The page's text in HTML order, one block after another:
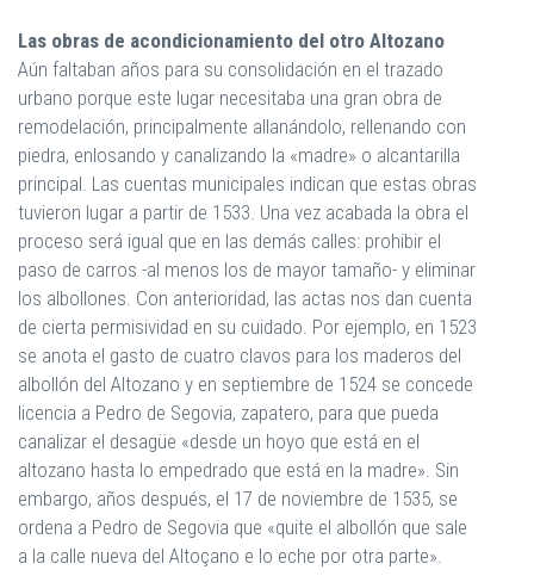
Las obras de acondicionamiento del otro Altozano
Aún faltaban años para su consolidación en el trazado
urbano porque este lugar necesitaba una gran obra de
remodelación, principalmente allanándolo, rellenando con
piedra, enlosando y canalizando la «madre» o alcantarilla
principal. Las cuentas municipales indican que estas obras
tuvieron lugar a partir de 1533. Una vez acabada la obra el
proceso será igual que en las demás calles: prohibir el
paso de carros -al menos los de mayor tamaño- y eliminar
los albollones. Con anterioridad, las actas nos dan cuenta
de cierta permisividad en su cuidado. Por ejemplo, en 1523
se anota el gasto de cuatro clavos para los maderos del
albollón del Altozano y en septiembre de 1524 se concede
licencia a Pedro de Segovia, zapatero, para que pueda
canalizar el desagüe «desde un hoyo que está en el
altozano hasta lo empedrado que está en la madre». Sin
embargo, años después, el 17 de noviembre de 1535, se
ordena a Pedro de Segovia que «quite el albollón que sale
a la calle nueva del Altoçano e lo eche por otra parte».